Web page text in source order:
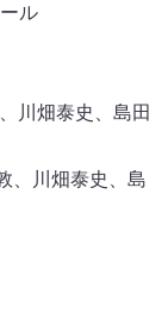
ル
川畑泰史、島田
、川畑泰史、島